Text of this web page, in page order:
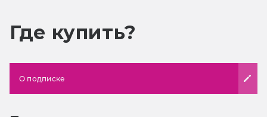
Где купить?
О подписке